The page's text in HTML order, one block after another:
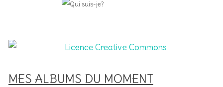
MES ALBUMS DU MOMENT